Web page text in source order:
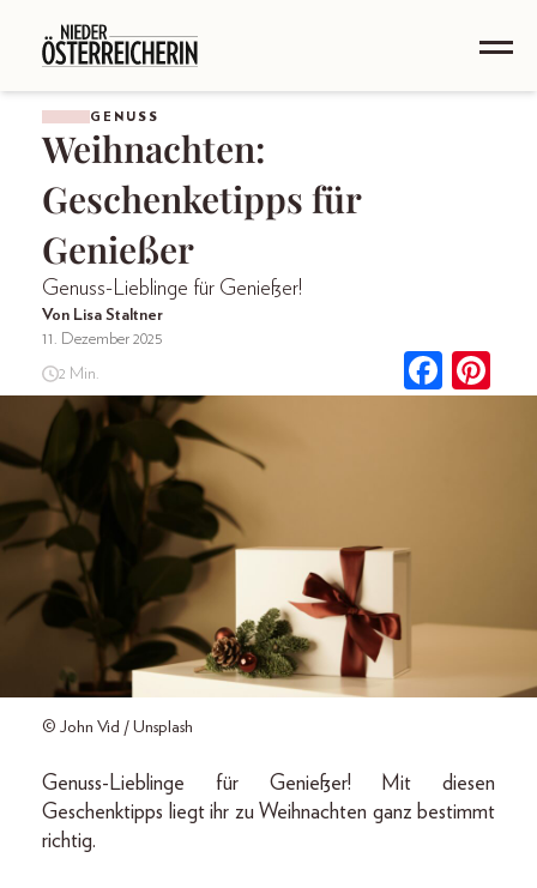
GENUSS
Weihnachten:
Geschenketipps für
Genießer
Genuss-Lieblinge für Genießer!
Von Lisa Staltner
11. Dezember 2025
2 Min.
© John Vid / Unsplash
Genuss-Lieblinge für Genießer! Mit diesen
Geschenktipps liegt ihr zu Weihnachten ganz bestimmt
richtig.